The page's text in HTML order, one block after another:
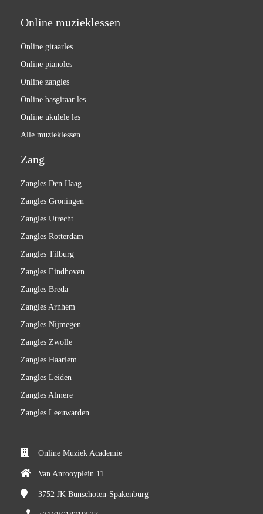
Online muzieklessen
Online gitaarles
Online pianoles
Online zangles
Online basgitaar les
Online ukulele les
Alle muzieklessen
Zang
Zangles Den Haag
Zangles Groningen
Zangles Utrecht
Zangles Rotterdam
Zangles Tilburg
Zangles Eindhoven
Zangles Breda
Zangles Arnhem
Zangles Nijmegen
Zangles Zwolle
Zangles Haarlem
Zangles Leiden
Zangles Almere
Zangles Leeuwarden
Online Muziek Academie
Van Anrooyplein 11
3752 JK Bunschoten-Spakenburg